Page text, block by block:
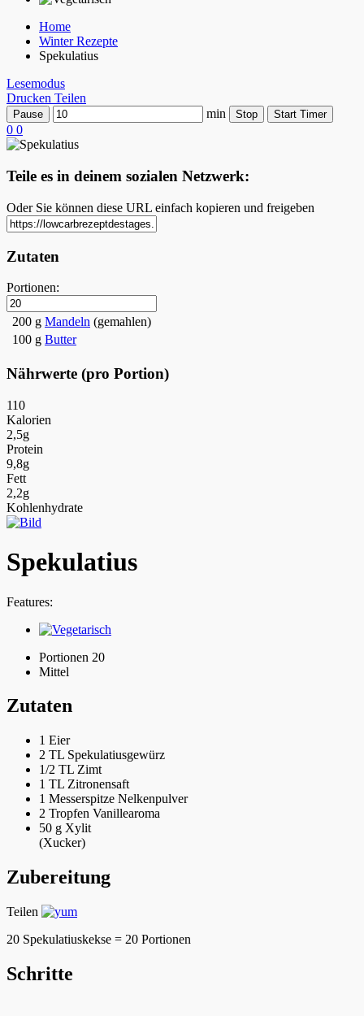
Home
Winter Rezepte
Spekulatius
Lesemodus
Drucken Teilen
Pause min Stop Start Timer
0 0
Teile es in deinem sozialen Netzwerk:
Oder Sie können diese URL einfach kopieren und freigeben
Zutaten
Portionen:
200 g Mandeln (gemahlen)
100 g Butter
Nährwerte (pro Portion)
110
Kalorien
2,5g
Protein
9,8g
Fett
2,2g
Kohlenhydrate
Spekulatius
Features:
Portionen 20
Mittel
Zutaten
1 Eier
2 TL Spekulatiusgewürz
1/2 TL Zimt
1 TL Zitronensaft
1 Messerspitze Nelkenpulver
2 Tropfen Vanillearoma
50 g Xylit
(Xucker)
Zubereitung
Teilen
20 Spekulatiuskekse = 20 Portionen
Schritte